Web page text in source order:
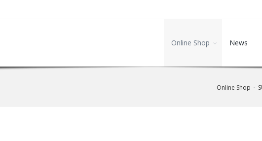
Online Shop News
Online Shop